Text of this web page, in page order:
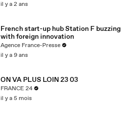
il y a 2 ans
French start-up hub Station F buzzing
with foreign innovation
Agence France-Presse
il y a 9 ans
ON VA PLUS LOIN 23 03
FRANCE 24
il y a 5 mois